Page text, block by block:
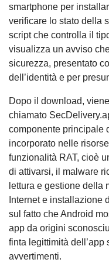
smartphone per
verificare lo stato della
script che controlla il
visualizza un avviso
sicurezza, presentato
dell’identità e per
Dopo il download,
chiamato
componente principale
incorporato nelle
funzionalità RAT, cioè
di attivarsi, il malware
lettura e gestione della
Internet e installazione
sul fatto che Android
app da origini
finta legittimità dell’app
avvertimenti.